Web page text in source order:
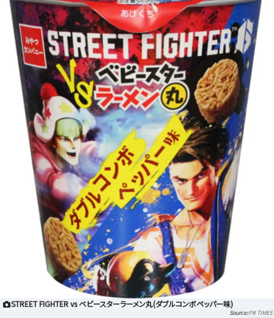
STREET FIGHTER vs ベビースターラーメン丸(ダブルコンボペッパー味)
PR TIMES